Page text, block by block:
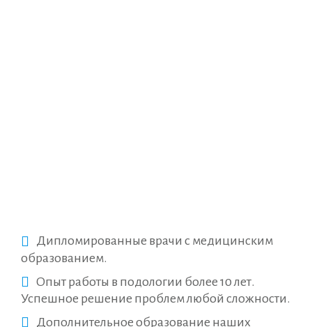
Дипломированные врачи с медицинским
образованием.
Опыт работы в подологии более 10 лет.
Успешное решение проблем любой сложности.
Дополнительное образование наших